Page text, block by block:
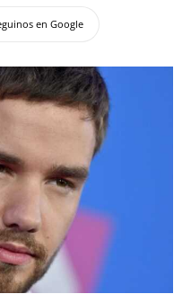
en Google